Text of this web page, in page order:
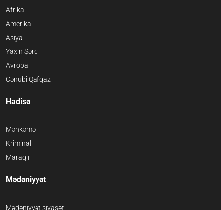
Afrika
Amerika
Asiya
Yaxın Şərq
Avropa
Cənubi Qafqaz
Hadisə
Məhkəmə
Kriminal
Maraqlı
Mədəniyyət
Mədəniyyət siyasəti